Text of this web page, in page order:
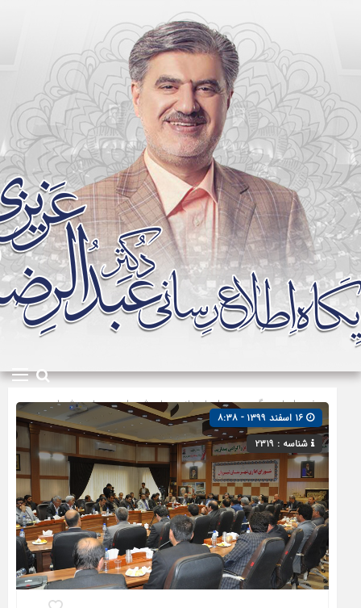
صفحه اصلی» گروه »دیدارها و بازدیدها»شیروان»مجلس شورای
اسلامی
شناسه : ۲۳۱۹